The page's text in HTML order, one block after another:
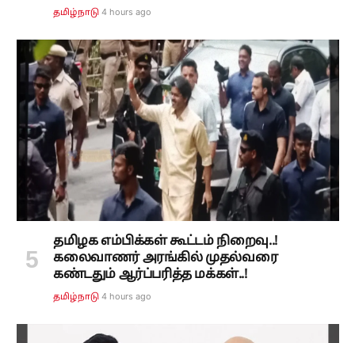
தமிழ்நாடு 4 hours ago
தமிழக எம்பிக்கள் கூட்டம் நிறைவு..!
கலைவாணர் அரங்கில் முதல்வரை
கண்டதும் ஆர்ப்பரித்த மக்கள்..!
தமிழ்நாடு 4 hours ago